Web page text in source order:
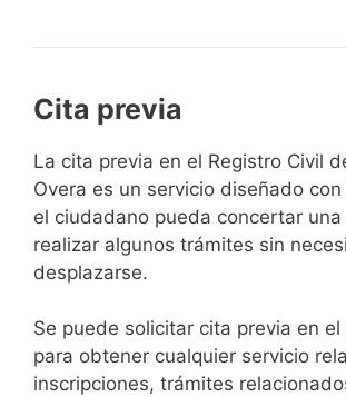
Cita previa
​​​​​​​​​​​​​​​​​​​​​​​​​​​​La cita previa en el Registro Civil
Overa es un servicio diseñado
el ciudadano pueda concertar
realizar algunos trámites sin
desplazarse.​
Se puede solicitar cita previa en el
para obtener cualquier servicio
inscripciones, trámites